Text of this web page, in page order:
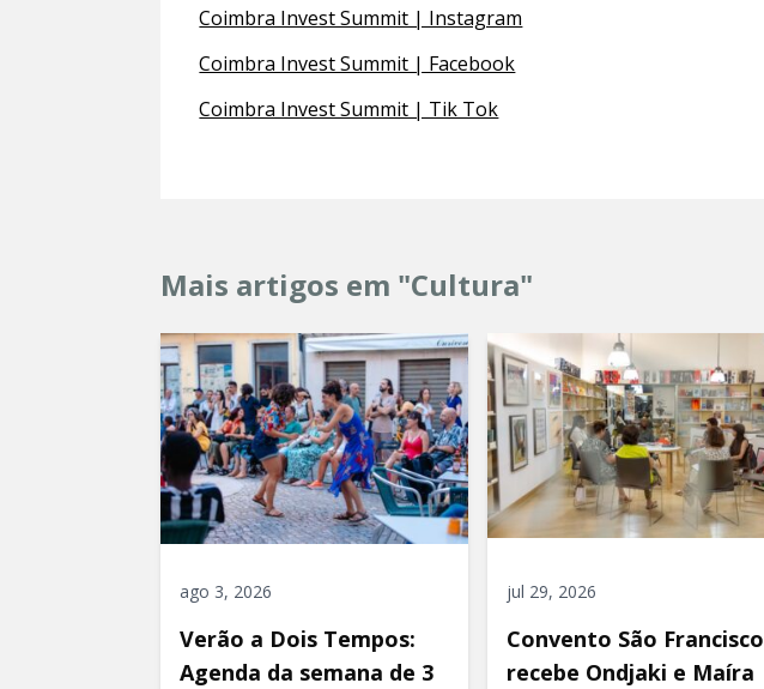
Coimbra Invest Summit | Instagram
Coimbra Invest Summit | Facebook
Coimbra Invest Summit | Tik Tok
Mais artigos em "Cultura"
ago 3, 2026
Verão a Dois Tempos:
Agenda da semana de 3
jul 29, 2026
Convento São Francisco
recebe Ondjaki e Maíra